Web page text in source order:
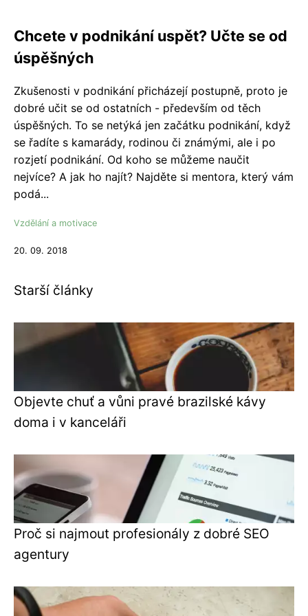
Chcete v podnikání uspět? Učte se od
úspěšných
Zkušenosti v podnikání přicházejí postupně, proto je
dobré učit se od ostatních - především od těch
úspěšných. To se netýká jen začátku podnikání, když
se řadíte s kamarády, rodinou či známými, ale i po
rozjetí podnikání. Od koho se můžeme naučit
nejvíce? A jak ho najít? Najděte si mentora, který vám
podá...
Vzdělání a motivace
20. 09. 2018
Starší články
Objevte chuť a vůni pravé brazilské kávy
doma i v kanceláři
Proč si najmout profesionály z dobré SEO
agentury